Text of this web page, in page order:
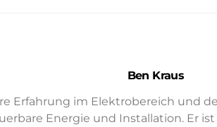
Ben Kraus
Erfahrung im Elektrobereich und
Energie und Installation. Er